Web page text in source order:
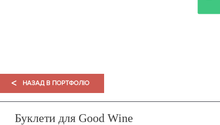
< НАЗАД В ПОРТФОЛІО
Буклети для Good Wine